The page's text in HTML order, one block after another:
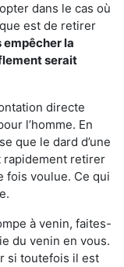
dans le cas où
est de retirer
empêcher la
serait
directe
l’homme. En
que le dard d’une
rapidement retirer
fois voulue. Ce qui
à venin, faites-
du venin en vous.
si toutefois il est